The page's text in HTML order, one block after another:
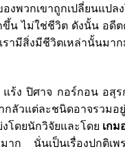
วกเขาถูกเปลี่ยนแปล
น ไม่ใช่ชีวิต ดังนั้น อดีต
ามีสิ่งมีชีวิตเหล่านั้นมาก
ร้ง ปิศาจ กอร์กอน อสุ
ลัวแต่ละชนิดอาจรวมอ
โดยนักวิจัยและโดย เก
ก นั่นเป็นเรื่องปกติเ